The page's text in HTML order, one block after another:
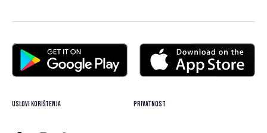
Uslovi korištenja Privatnost